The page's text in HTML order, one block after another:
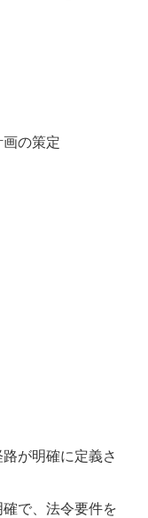
の策定
が明確に定義さ
で、法令要件を